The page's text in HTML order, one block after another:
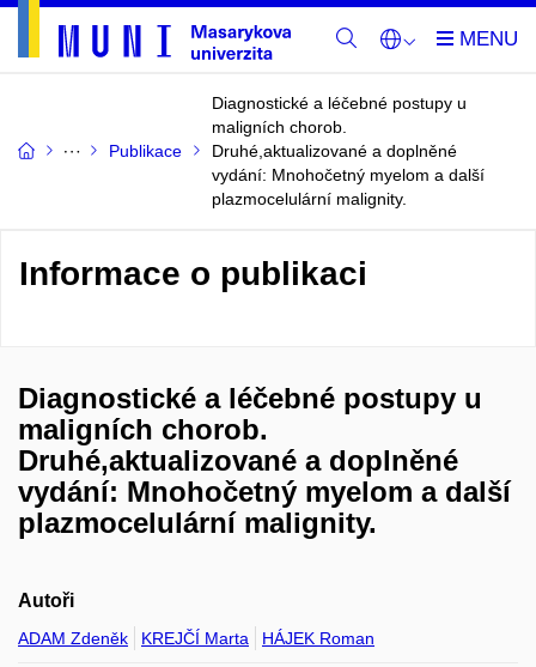
Publikace
Diagnostické a léčebné postupy u
maligních chorob.
Druhé,aktualizované a doplněné
vydání: Mnohočetný myelom a další
plazmocelulární malignity.
Informace o publikaci
Diagnostické a léčebné postupy u
maligních chorob.
Druhé,aktualizované a doplněné
vydání: Mnohočetný myelom a další
plazmocelulární malignity.
Autoři
ADAM Zdeněk KREJČÍ Marta HÁJEK Roman